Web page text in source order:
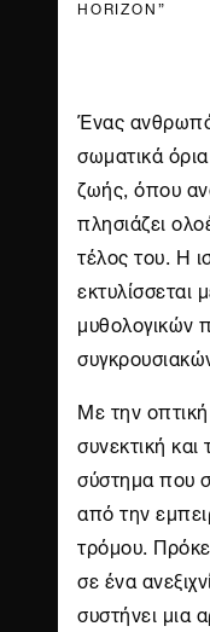
HORIZON”
Ένας
σωματικά
ζωής, όπου
πλησιάζει
τέλος του. Η
μυθολογικών
Με την
συνεκτική
σύστημα που
από την
τρόμου.
σε ένα
συστήνει μια